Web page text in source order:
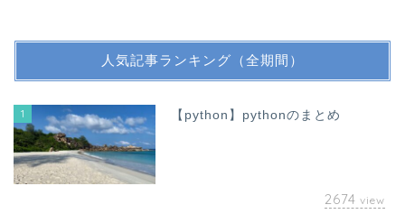
人気記事ランキング（全期間）
1 【python】pythonのまとめ
2674 view